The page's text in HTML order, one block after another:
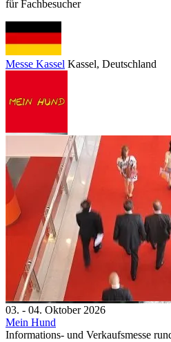
für Fachbesucher
Messe Kassel Kassel, Deutschland
03. - 04. Oktober 2026
Mein Hund
Informations- und Verkaufsmesse